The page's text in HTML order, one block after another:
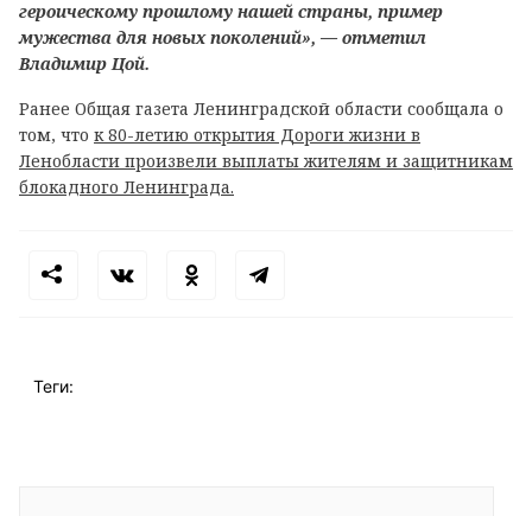
героическому прошлому нашей страны, пример
мужества для новых поколений», — отметил
Владимир Цой.
Ранее Общая газета Ленинградской области сообщала о
том, что к 80-летию открытия Дороги жизни в
Ленобласти произвели выплаты жителям и защитникам
блокадного Ленинграда.
Теги: